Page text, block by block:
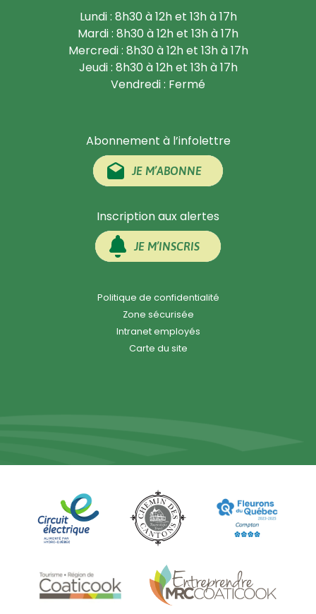
Lundi : 8h30 à 12h et 13h à 17h
Mardi : 8h30 à 12h et 13h à 17h
Mercredi : 8h30 à 12h et 13h à 17h
Jeudi : 8h30 à 12h et 13h à 17h
Vendredi : Fermé
Abonnement à l’infolettre
JE M’ABONNE
Inscription aux alertes
JE M’INSCRIS
Politique de confidentialité
Zone sécurisée
Intranet employés
Carte du site